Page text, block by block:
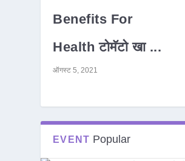
Benefits For
Health टोमॅटो खा ...
ऑगस्ट 5, 2021
EVENT Popular